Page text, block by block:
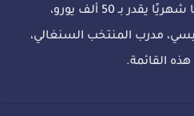
جنوب أفريقيا الذي يتلقى راتبًا شهريًا يقدر بـ 50 ألف يورو،
مدرب المنتخب السنغالي،
القائمة.